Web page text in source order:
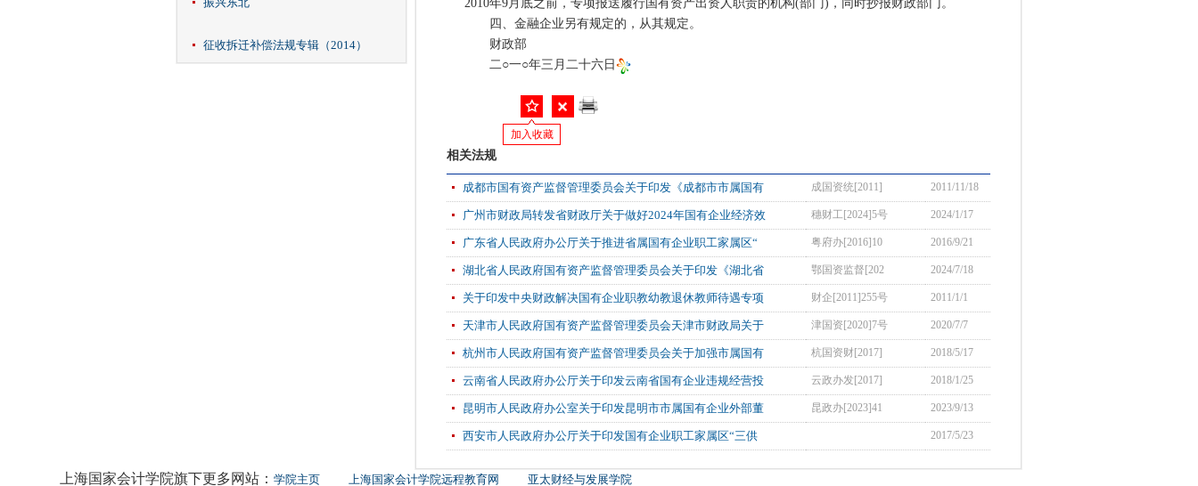
征收拆迁补偿法规专辑（2014）
2010年9月底之前，专项报送履行国有资产出资人职责的机构(部门)，同时抄报财政部门。
四、金融企业另有规定的，从其规定。
财政部
二○一○年三月二十六日
加入收藏
相关法规
成都市国有资产监督管理委员会关于印发《成都市市属国有 成国资统[2011] 2011/11/18
广州市财政局转发省财政厅关于做好2024年国有企业经济效 穗财工[2024]5号 2024/1/17
广东省人民政府办公厅关于推进省属国有企业职工家属区“ 粤府办[2016]10 2016/9/21
湖北省人民政府国有资产监督管理委员会关于印发《湖北省 鄂国资监督[202 2024/7/18
关于印发中央财政解决国有企业职教幼教退休教师待遇专项 财企[2011]255号 2011/1/1
天津市人民政府国有资产监督管理委员会天津市财政局关于 津国资[2020]7号 2020/7/7
杭州市人民政府国有资产监督管理委员会关于加强市属国有 杭国资财[2017] 2018/5/17
云南省人民政府办公厅关于印发云南省国有企业违规经营投 云政办发[2017] 2018/1/25
昆明市人民政府办公室关于印发昆明市市属国有企业外部董 昆政办[2023]41 2023/9/13
西安市人民政府办公厅关于印发国有企业职工家属区“三供 2017/5/23
上海国家会计学院旗下更多网站： 学院主页 上海国家会计学院远程教育网 亚太财经与发展学院